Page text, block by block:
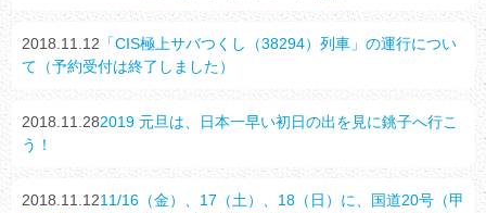
2018.11.12 「CIS極上サバつくし（38294）列車」の運行につい
て（予約受付は終了しました）
2018.11.282019 元旦は、日本一早い初日の出を見に銚子へ行こ
う！
2018.11.1211/16（金）、17（土）、18（日）に、国道20号（甲